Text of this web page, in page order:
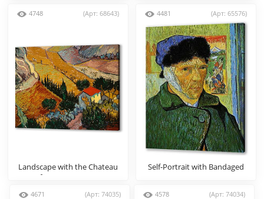
4748 (Арт: 68643)
Landscape with the Chateau
of auvers at Sunset
4481 (Арт: 65576)
Self-Portrait with Bandaged
4671 (Арт: 74035) 4578 (Арт: 74034)